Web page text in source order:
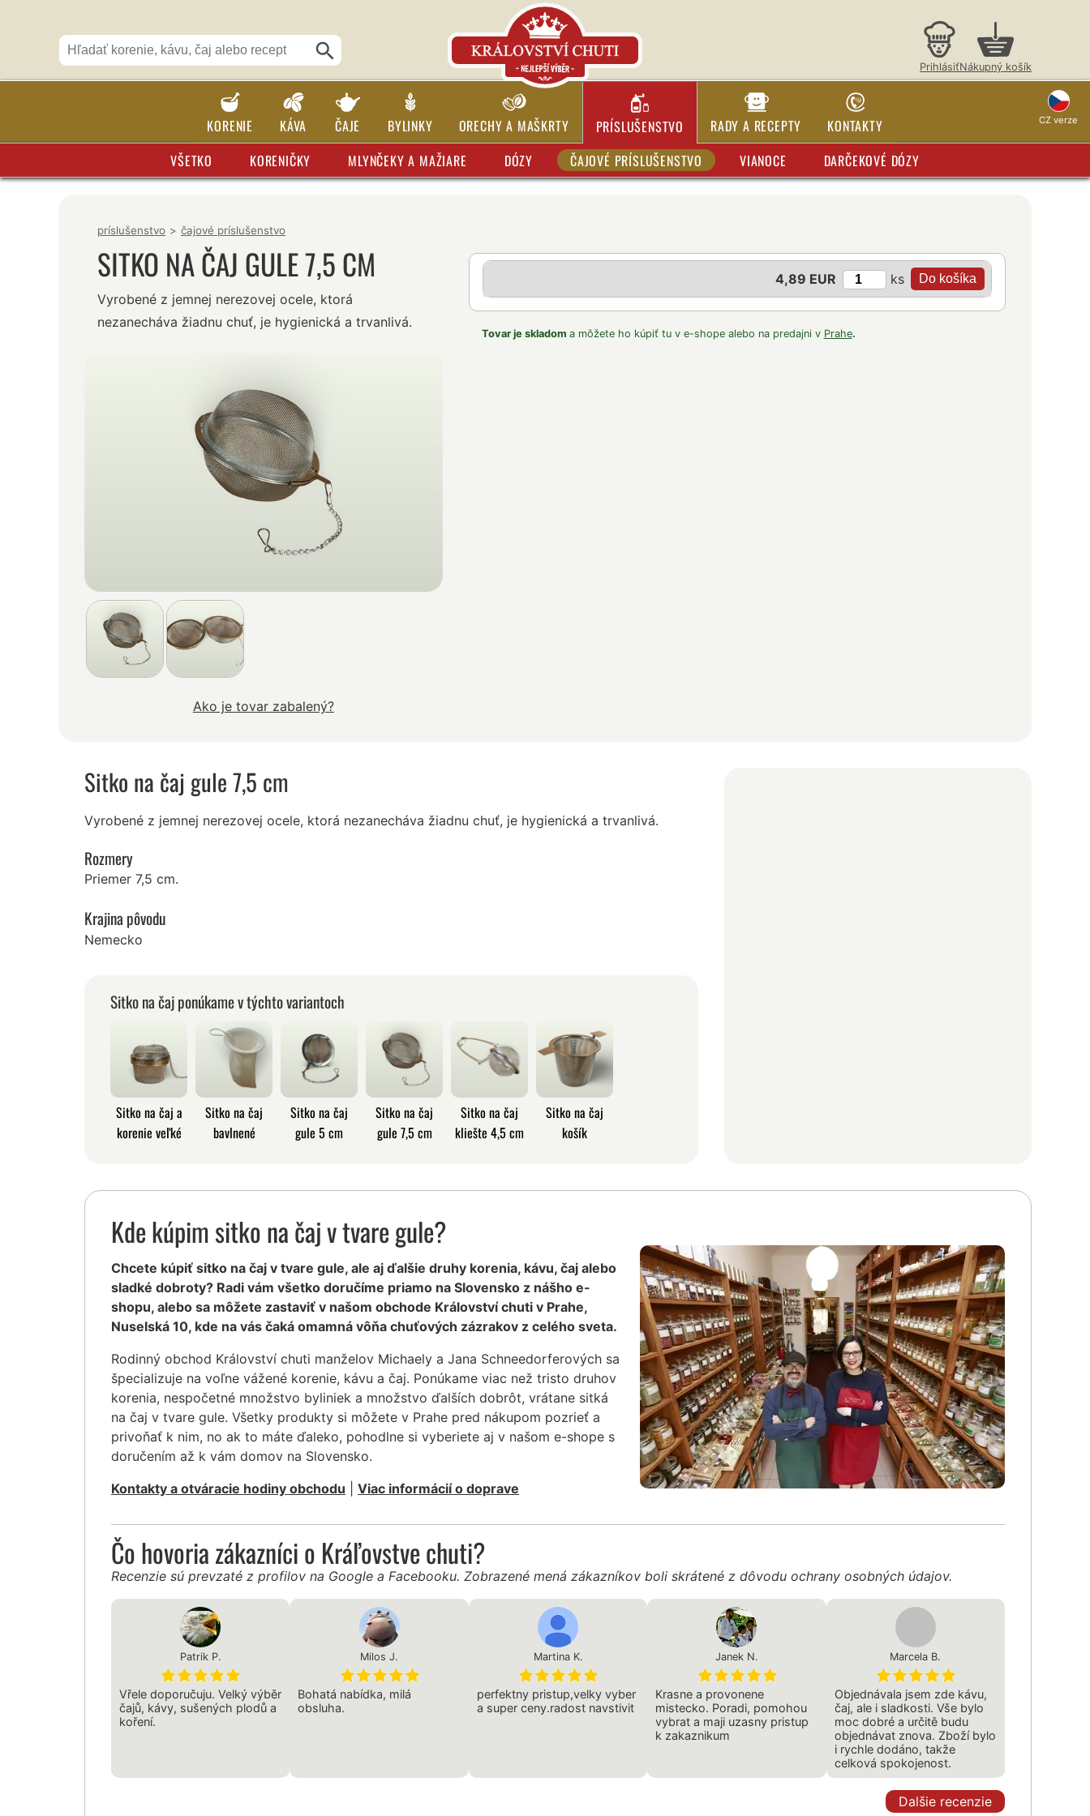
PrihlásiťNákupný košík
KORENIE KÁVA ČAJE BYLINKY ORECHY A MAŠKRTY PRÍSLUŠENSTVO RADY A RECEPTY KONTAKTY CZ verze
VŠETKO KORENIČKY MLYNČEKY A MAŽIARE DÓZY ČAJOVÉ PRÍSLUŠENSTVO VIANOCE DARČEKOVÉ DÓZY
príslušenstvo > čajové príslušenstvo
SITKO NA ČAJ GULE 7,5 CM
Vyrobené z jemnej nerezovej ocele, ktorá
nezanecháva žiadnu chuť, je hygienická a trvanlivá.
Ako je tovar zabalený?
4,89 EUR ks
Tovar je skladom a môžete ho kúpiť tu v e-shope alebo na predajni v Prahe.
Sitko na čaj gule 7,5 cm
Vyrobené z jemnej nerezovej ocele, ktorá nezanecháva žiadnu chuť, je hygienická a trvanlivá.
Rozmery
Priemer 7,5 cm.
Krajina pôvodu
Nemecko
Sitko na čaj ponúkame v týchto variantoch
Sitko na čaj a
korenie veľké
Sitko na čaj
bavlnené
Sitko na čaj
gule 5 cm
Sitko na čaj
gule 7,5 cm
Sitko na čaj
kliešte 4,5 cm
Sitko na čaj
košík
Kde kúpim sitko na čaj v tvare gule?
Chcete kúpiť sitko na čaj v tvare gule, ale aj ďalšie druhy korenia, kávu, čaj alebo
sladké dobroty? Radi vám všetko doručíme priamo na Slovensko z nášho e-
shopu, alebo sa môžete zastaviť v našom obchode Království chuti v Prahe,
Nuselská 10, kde na vás čaká omamná vôňa chuťových zázrakov z celého sveta.
Rodinný obchod Království chuti manželov Michaely a Jana Schneedorferových sa
špecializuje na voľne vážené korenie, kávu a čaj. Ponúkame viac než tristo druhov
korenia, nespočetné množstvo byliniek a množstvo ďalších dobrôt, vrátane sitká
na čaj v tvare gule. Všetky produkty si môžete v Prahe pred nákupom pozrieť a
privoňať k nim, no ak to máte ďaleko, pohodlne si vyberiete aj v našom e-shope s
doručením až k vám domov na Slovensko.
Kontakty a otváracie hodiny obchodu
Viac informácií o doprave
Čo hovoria zákazníci o Kráľovstve chuti?
Recenzie sú prevzaté z profilov na Google a Facebooku. Zobrazené mená zákazníkov boli skrátené z dôvodu ochrany osobných údajov.
Patrik P.
Vřele doporučuju. Velký výběr
čajů, kávy, sušených plodů a
koření.
Milos J.
Bohatá nabídka, milá
obsluha.
Martina K.
perfektny pristup,velky vyber
a super ceny.radost navstivit
Janek N.
Krasne a provonene
mistecko. Poradi, pomohou
vybrat a maji uzasny pristup
k zakaznikum
Marcela B.
Objednávala jsem zde kávu,
čaj, ale i sladkosti. Vše bylo
moc dobré a určitě budu
objednávat znova. Zboží bylo
i rychle dodáno, takže
celková spokojenost.
Dalšie recenzie